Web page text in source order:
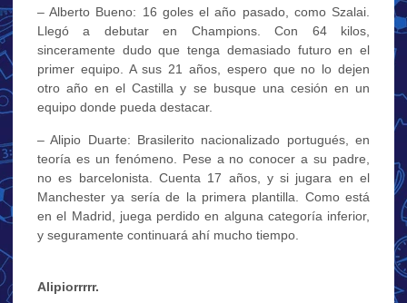
– Alberto Bueno: 16 goles el año pasado, como Szalai.
Llegó a debutar en Champions. Con 64 kilos,
sinceramente dudo que tenga demasiado futuro en el
primer equipo. A sus 21 años, espero que no lo dejen
otro año en el Castilla y se busque una cesión en un
equipo donde pueda destacar.
– Alipio Duarte: Brasilerito nacionalizado portugués, en
teoría es un fenómeno. Pese a no conocer a su padre,
no es barcelonista. Cuenta 17 años, y si jugara en el
Manchester ya sería de la primera plantilla. Como está
en el Madrid, juega perdido en alguna categoría inferior,
y seguramente continuará ahí mucho tiempo.
Alipiorrrrr.